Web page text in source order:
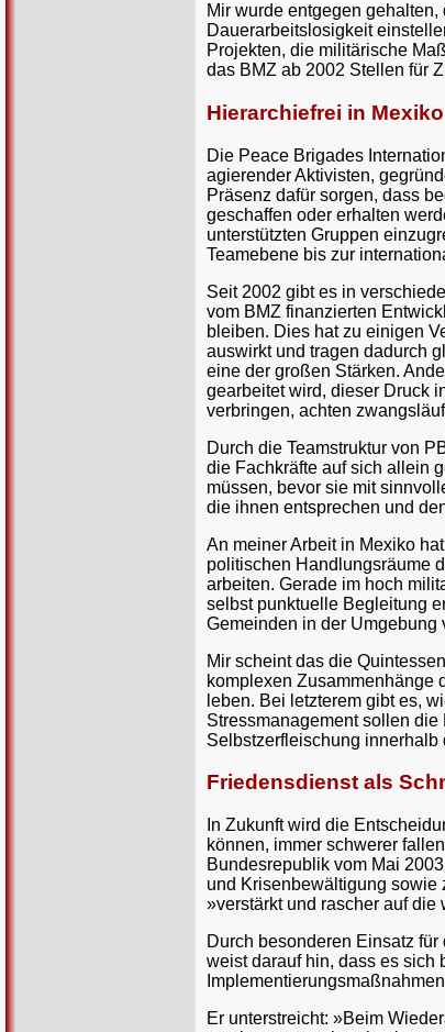
Mir wurde entgegen
Dauerarbeitslosigkeit
Projekten, die militärische
das BMZ ab 2002 Stellen für
Hierarchiefrei in Mexiko
Die Peace Brigades
agierender Aktivisten,
Präsenz dafür sorgen, dass
geschaffen oder erhalten
unterstützten Gruppen
Teamebene bis zur
Seit 2002 gibt es in
vom BMZ finanzierten
bleiben. Dies hat zu einigen
auswirkt und tragen dadurch
eine der großen Stärken.
gearbeitet wird, dieser Druck
verbringen, achten
Durch die Teamstruktur von
die Fachkräfte auf sich allein
müssen, bevor sie mit
die ihnen entsprechen und
An meiner Arbeit in Mexiko
politischen Handlungsräume
arbeiten. Gerade im hoch
selbst punktuelle Begleitung
Gemeinden in der Umgebung
Mir scheint das die
komplexen Zusammenhänge
leben. Bei letzterem gibt es,
Stressmanagement sollen
Selbstzerfleischung innerhalb
Friedensdienst als
In Zukunft wird die
können, immer schwerer
Bundesrepublik vom Mai
und Krisenbewältigung sowie
»verstärkt und rascher auf
Durch besonderen Einsatz
weist darauf hin, dass es sich
Er unterstreicht: »Beim